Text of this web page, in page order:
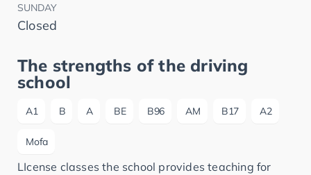
SUNDAY
Closed
The strengths of the driving
school
A1 B A BE B96 AM B17 A2
Mofa
LIcense classes the school provides teaching for